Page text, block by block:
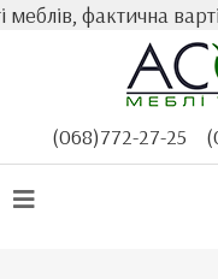
фактична
(068)772-27-25